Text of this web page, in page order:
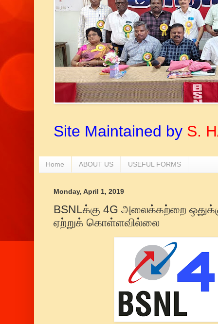
Site Maintained by S.
Home ABOUT US USEFUL FORMS
Monday, April 1, 2019
BSNLக்கு 4G அலைக்கற்றை
ஏற்றுக் கொள்ளவில்லை